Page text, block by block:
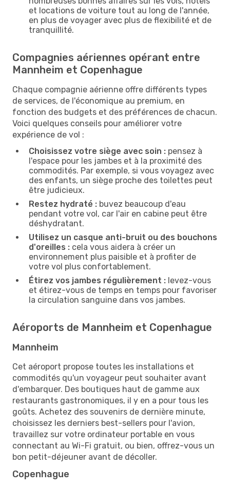
et locations de voiture tout au long de l'année,
en plus de voyager avec plus de flexibilité et de
tranquillité.
Compagnies aériennes opérant entre
Mannheim et Copenhague
Chaque compagnie aérienne offre différents types
de services, de l'économique au premium, en
fonction des budgets et des préférences de chacun.
Voici quelques conseils pour améliorer votre
expérience de vol :
Choisissez votre siège avec soin : pensez à
l'espace pour les jambes et à la proximité des
commodités. Par exemple, si vous voyagez avec
des enfants, un siège proche des toilettes peut
être judicieux.
Restez hydraté : buvez beaucoup d'eau
pendant votre vol, car l'air en cabine peut être
déshydratant.
Utilisez un casque anti-bruit ou des bouchons
d'oreilles : cela vous aidera à créer un
environnement plus paisible et à profiter de
votre vol plus confortablement.
Étirez vos jambes régulièrement : levez-vous
et étirez-vous de temps en temps pour favoriser
la circulation sanguine dans vos jambes.
Aéroports de Mannheim et Copenhague
Mannheim
Cet aéroport propose toutes les installations et
commodités qu'un voyageur peut souhaiter avant
d'embarquer. Des boutiques haut de gamme aux
restaurants gastronomiques, il y en a pour tous les
goûts. Achetez des souvenirs de dernière minute,
choisissez les derniers best-sellers pour l'avion,
travaillez sur votre ordinateur portable en vous
connectant au Wi-Fi gratuit, ou bien, offrez-vous un
bon petit-déjeuner avant de décoller.
Copenhague